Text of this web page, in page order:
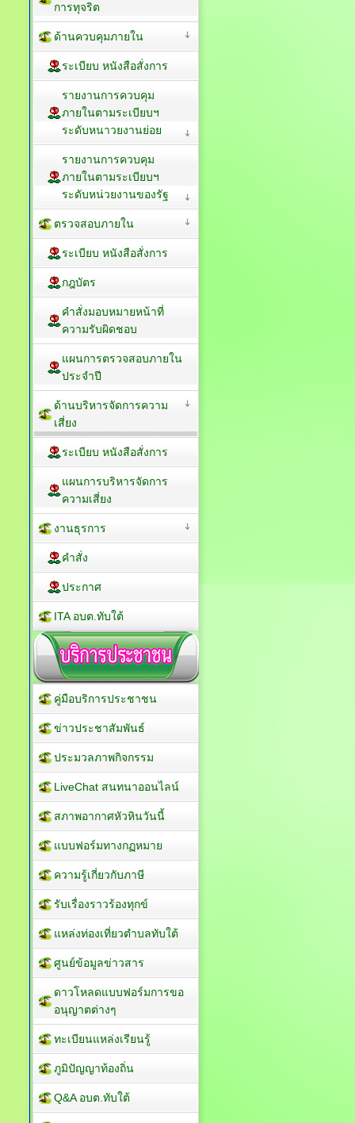
การทุจริต
ด้านควบคุมภายใน
ระเบียบ หนังสือสั่งการ
รายงานการควบคุม
ภายในตามระเบียบฯ
ระดับหนาวยงานย่อย
รายงานการควบคุม
ภายในตามระเบียบฯ
ระดับหน่วยงานของรัฐ
ตรวจสอบภายใน
ระเบียบ หนังสือสั่งการ
กฎบัตร
คำสั่งมอบหมายหน้าที่
ความรับผิดชอบ
แผนการตรวจสอบภายใน
ประจำปี
ด้านบริหารจัดการความ
เสี่ยง
ระเบียบ หนังสือสั่งการ
แผนการบริหารจัดการ
ความเสี่ยง
งานธุรการ
คำสั่ง
ประกาศ
ITA อบต.ทับใต้
คู่มือบริการประชาชน
ข่าวประชาสัมพันธ์
ประมวลภาพกิจกรรม
LiveChat สนทนาออนไลน์
สภาพอากาศหัวหินวันนี้
แบบฟอร์มทางกฏหมาย
ความรู้เกี่ยวกับภาษี
รับเรื่องราวร้องทุกข์
แหล่งท่องเที่ยวตำบลทับใต้
ศูนย์ข้อมูลข่าวสาร
ดาวโหลดแบบฟอร์มการขอ
อนุญาตต่างๆ
ทะเบียนแหล่งเรียนรู้
ภูมิปัญญาท้องถิ่น
Q&A อบต.ทับใต้